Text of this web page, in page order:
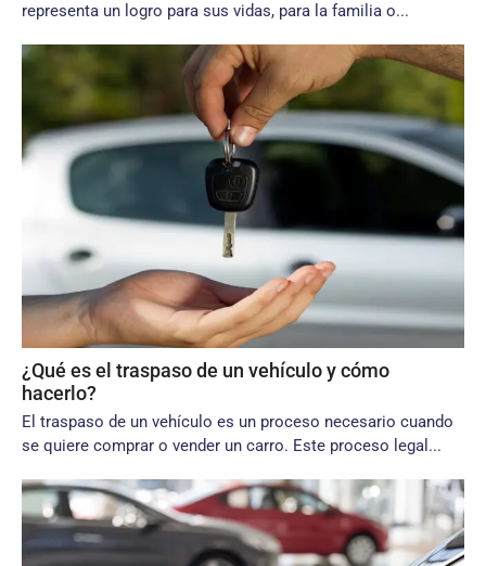
representa un logro para sus vidas, para la familia o...
¿Qué es el traspaso de un vehículo y cómo
hacerlo?
El traspaso de un vehículo es un proceso necesario cuando
se quiere comprar o vender un carro. Este proceso legal...